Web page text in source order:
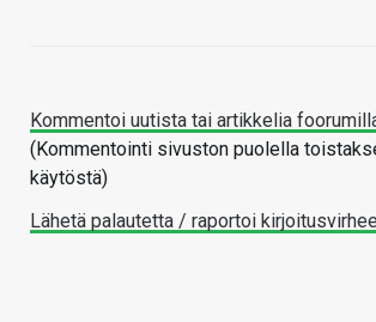
Kommentoi uutista tai artikkelia
(Kommentointi sivuston puolella
käytöstä)
Lähetä palautetta / raportoi